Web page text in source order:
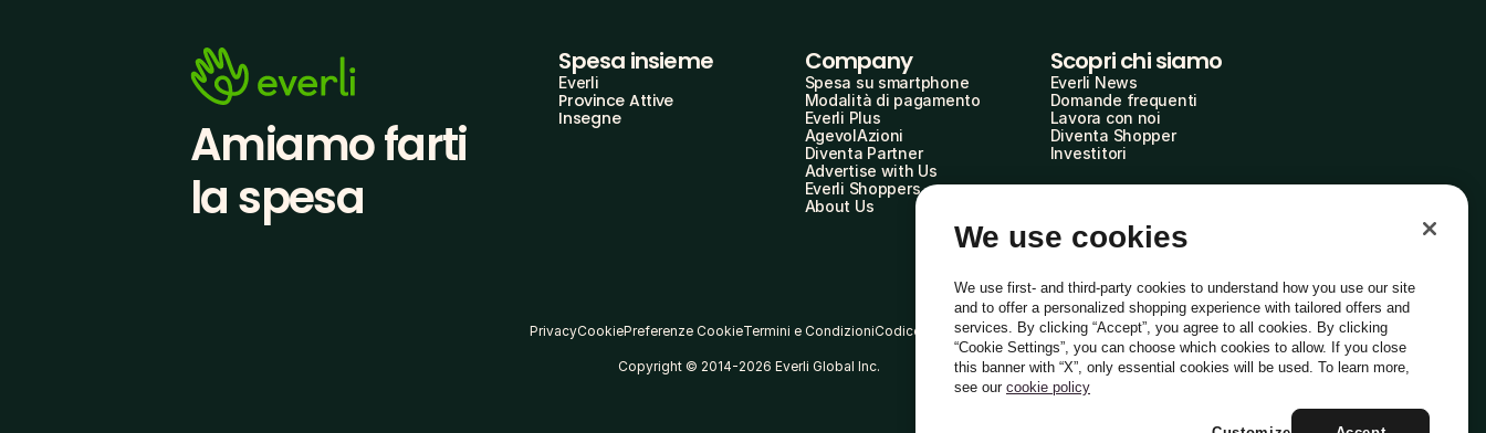
Amiamo farti
la spesa
Spesa insieme
Everli
Province Attive
Insegne
Company
Spesa su smartphone
Modalità di pagamento
Everli Plus
AgevolAzioni
Diventa Partner
Advertise with Us
Everli Shoppers
About Us
Scopri chi siamo
Everli News
Domande frequenti
Lavora con noi
Diventa Shopper
Investitori
PrivacyCookiePreferenze CookieTermini e CondizioniCodice Etico
Copyright © 2014-2026 Everli Global Inc. Italiano
We use cookies
We use first- and third-party cookies to understand how you use our site
and to offer a personalized shopping experience with tailored offers and
services. By clicking “Accept”, you agree to all cookies. By clicking
“Cookie Settings”, you can choose which cookies to allow. If you close
this banner with “X”, only essential cookies will be used. To learn more,
see our cookie policy